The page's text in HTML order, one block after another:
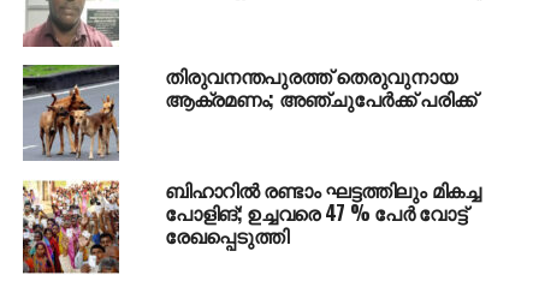
തിരുവനന്തപുരത്ത് തെരുവുനായ
ആക്രമണം; അഞ്ചുപേര്‍ക്ക് പരിക്ക്
ബിഹാറിൽ രണ്ടാം ഘട്ടത്തിലും മികച്ച
പോളിങ്; ഉച്ചവരെ 47 % പേർ വോട്ട്
രേഖപ്പെടുത്തി